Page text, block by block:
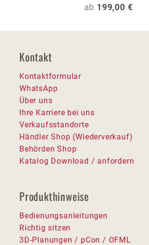
Regulärer Preis:
ab 199,00 €
Kontakt
Kontaktformular
WhatsApp
Über uns
Ihre Karriere bei uns
Verkaufsstandorte
Händler Shop (Wiederverkauf)
Behörden Shop
Katalog Download / anfordern
Produkthinweise
Bedienungsanleitungen
Richtig sitzen
3D-Planungen / pCon / OFML